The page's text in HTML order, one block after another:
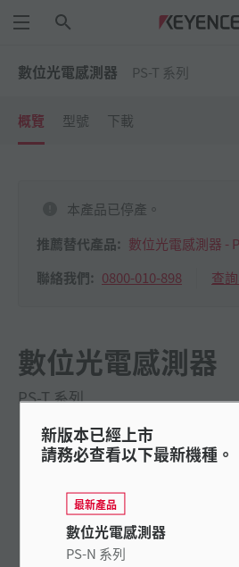
功能表
數位光電感測器 PS-T 系列
概覽 型號 下載
本產品已停產。
推薦替代產品: 數位光電感測器 -
聯絡我們: 0800-010-898 查
數位光電感測器
PS-T 系列
新版本已經上市
請務必查看以下最新機種。
最新產品
數位光電感測器
PS-N 系列